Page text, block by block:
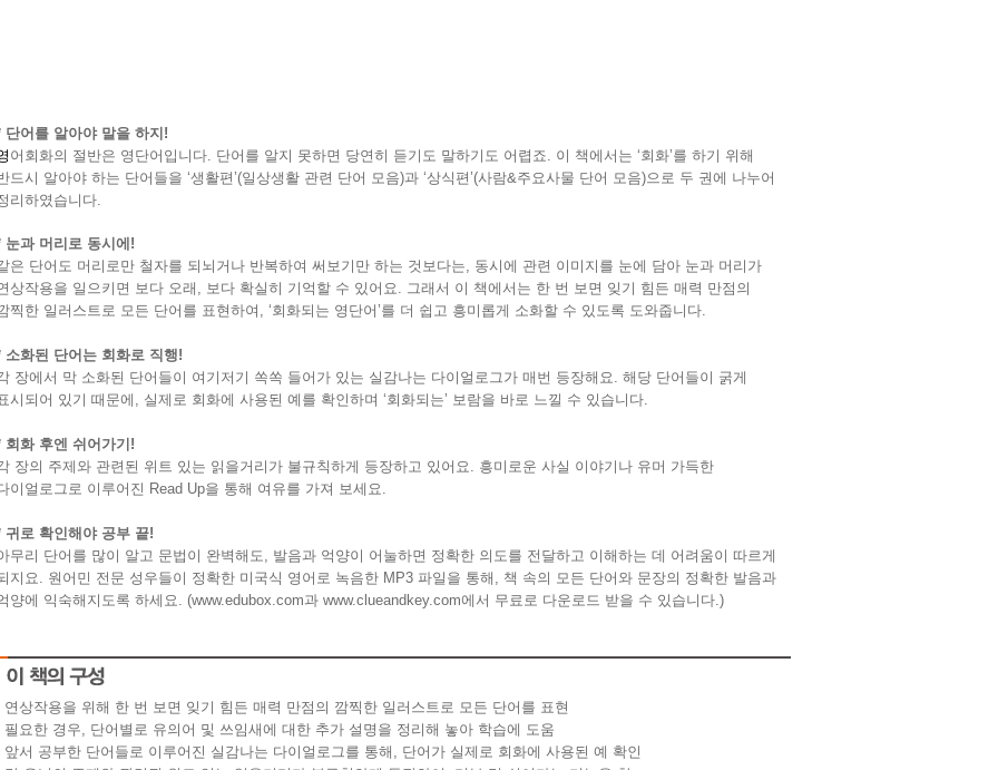
단어를 알아야 말을 하지!
어회화의 절반은 영단어입니다. 단어를 알지 못하면 당연히 듣기도 말하기도 어렵죠. 이 책에서는 ‘회화’를 하기 위해
드시 알아야 하는 단어들을 ‘생활편’(일상생활 관련 단어 모음)과‘상식편’(사람&주요사물 단어 모음)으로 두 권에 나누어
리하였습니다.
눈과 머리로 동시에 !
은 단어도 머리로만 철자를 되뇌거나 반복하여 써보기만 하는 것보다는, 동시에 관련 이미지를 눈에 담아 눈과 머리가
상작용을 일으키면 보다 오래 , 보다 확실히 기억할 수 있어요. 그래서 이 책에서는 한 번 보면 잊기 힘든 매력 만점의
찍한 일러스트로 모든 단어를 표현하여 , ‘회화되는 영단어’를 더 쉽고 흥미롭게 소화할 수 있도록 도와줍니다.
소화된 단어는 회화로 직행!
장에서 막 소화된 단어들이 여기저기 쏙쏙 들어가 있는 실감나는 다이얼로그가 매번 등장해요. 해당 단어들이 굵게
시되어 있기 때문에 , 실제로 회화에 사용된 예를 확인하며 ‘회화되는’ 보람을 바로 느낄 수 있습니다.
회화 후엔 쉬어가기 !
장의 주제와 관련된 위트 있는 읽을거리가 불규칙하게 등장하고 있어요. 흥미로운 사실 이야기나 유머 가득한
이얼로그로 이루어진 Read Up을 통해 여유를 가져 보세요.
귀로 확인해야 공부 끝!
무리 단어를 많이 알고 문법이 완벽해도, 발음과 억양이 어눌하면 정확한 의도를 전달하고 이해하는 데 어려움이 따르게
지요. 원어민 전문 성우들이 정확한 미국식 영어로 녹음한MP3 파일을 통해 , 책 속의 모든 단어와 문장의 정확한 발음과
양에 익숙해지도록 하세요. (www.edubox.com과 www.clueandkey.com에서 무료로 다운로드 받을 수 있습니다.)
연상작용을 위해 한 번 보면 잊기 힘든 매력 만점의 깜찍한 일러스트로 모든 단어를 표현
필요한 경우, 단어별로 유의어 및 쓰임새에 대한 추가 설명을 정리해 놓아 학습에 도움
앞서 공부한 단어들로 이루어진 실감나는 다이얼로그를 통해, 단어가 실제로 회화에 사용된 예 확인